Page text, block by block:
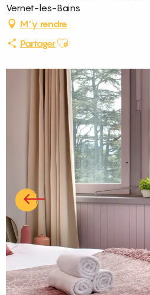
Vernet-les-Bains
M'y rendre
PartagerAjouter aux favoris